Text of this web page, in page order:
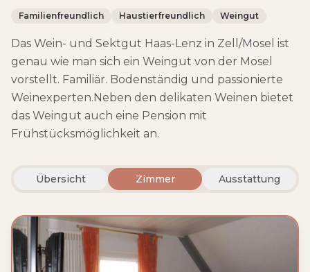
Familienfreundlich Haustierfreundlich Weingut
Das Wein- und Sektgut Haas-Lenz in Zell/Mosel ist
genau wie man sich ein Weingut von der Mosel
vorstellt. Familiär. Bodenständig und passionierte
Weinexperten.Neben den delikaten Weinen bietet
das Weingut auch eine Pension mit
Frühstücksmöglichkeit an.
Übersicht Zimmer Ausstattung